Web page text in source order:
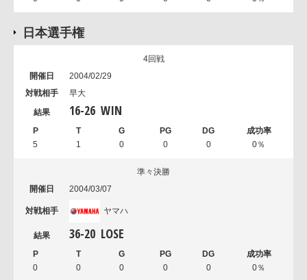
日本選手権
4回戦
2004/02/29
早大
16-26 WIN
5 1 0 0 0 0％
準々決勝
2004/03/07
ヤマハ
36-20 LOSE
0 0 0 0 0 0％